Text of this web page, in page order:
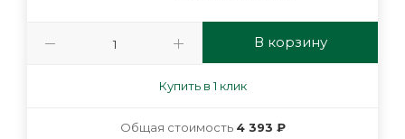
В корзину
Купить в 1 клик
Общая стоимость 4 393 ₽